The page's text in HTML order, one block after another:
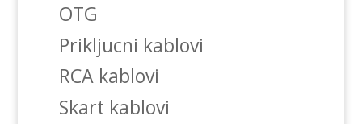
OTG
Prikljucni kablovi
RCA kablovi
Skart kablovi